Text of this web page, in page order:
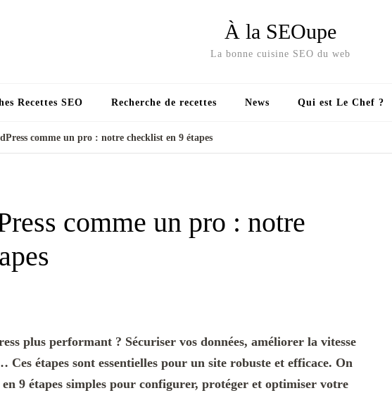
À la SEOupe
La bonne cuisine SEO du web
Recettes SEO Recherche de recettes News Qui est Le Chef ?
comme un pro : notre checklist en 9 étapes
comme un pro : notre
plus performant ? Sécuriser vos données, améliorer la vitesse
étapes sont essentielles pour un site robuste et efficace. On
9 étapes simples pour configurer, protéger et optimiser votre